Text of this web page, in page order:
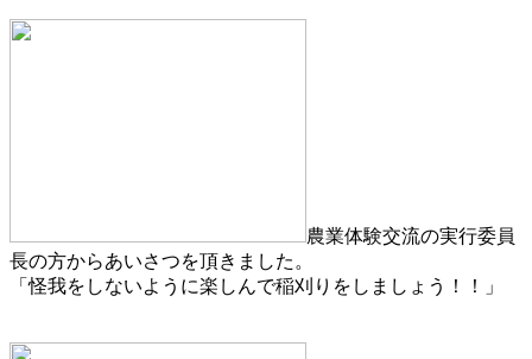
農業体験交流の実行委員
長の方からあいさつを頂きました。
「怪我をしないように楽しんで稲刈りをしましょう！！」